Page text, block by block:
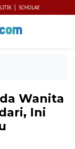
| SCHOLAE
Wanita
Ini